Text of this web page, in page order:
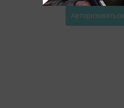
Авторизоваться